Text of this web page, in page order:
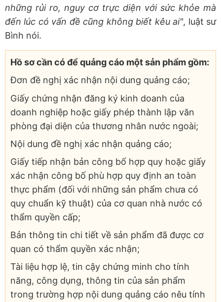
những rủi ro, nguy cơ trực diện với sức khỏe mà
đến lúc có vấn đề cũng không biết kêu ai", luật sư
Bình nói.
Hồ sơ cần có để quảng cáo một sản phẩm gồm:
Đơn đề nghị xác nhận nội dung quảng cáo;
Giấy chứng nhận đăng ký kinh doanh của
doanh nghiệp hoặc giấy phép thành lập văn
phòng đại diện của thương nhân nước ngoài;
Nội dung đề nghị xác nhận quảng cáo;
Giấy tiếp nhận bản công bố hợp quy hoặc giấy
xác nhận công bố phù hợp quy định an toàn
thực phẩm (đối với những sản phẩm chưa có
quy chuẩn kỹ thuật) của cơ quan nhà nước có
thẩm quyền cấp;
Bản thông tin chi tiết về sản phẩm đã được cơ
quan có thẩm quyền xác nhận;
Tài liệu hợp lệ, tin cậy chứng minh cho tính
năng, công dụng, thông tin của sản phẩm
trong trường hợp nội dung quảng cáo nêu tính